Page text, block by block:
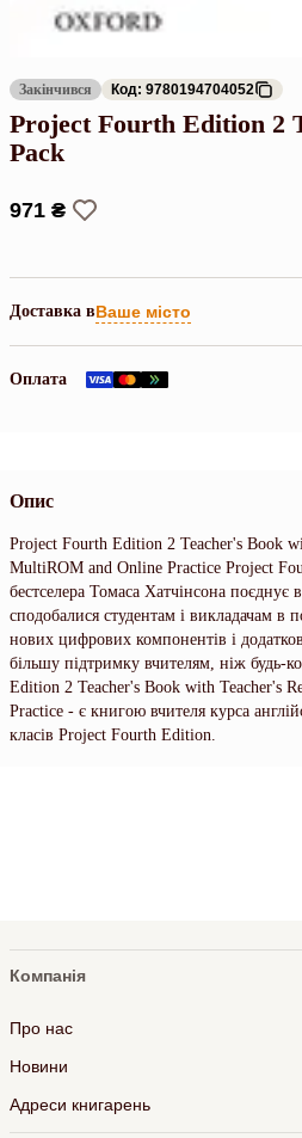
Закінчився Код: 9780194704052
Project Fourth Edition 2
Pack
971 ₴
Доставка вВаше місто
Оплата
Опис
Project Fourth Edition 2 Teacher's Book
MultiROM and Online Practice Project
бестселера Томаса Хатчінсона поєднує
сподобалися студентам і викладачам в
нових цифрових компонентів і
більшу підтримку вчителям, ніж будь-
Edition 2 Teacher's Book with Teacher's
Practice - є книгою вчителя курса
класів Project Fourth Edition.
Компанія
Про нас
Новини
Адреси книгарень